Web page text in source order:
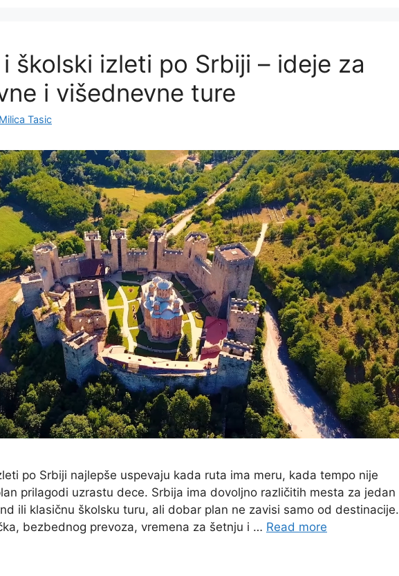
školski izleti po Srbiji – ideje za
i višednevne ture
Milica Tasic
po Srbiji najlepše uspevaju kada ruta ima meru, kada tempo nije
prilagodi uzrastu dece. Srbija ima dovoljno različitih mesta za jedan
ili klasičnu školsku turu, ali dobar plan ne zavisi samo od destinacije.
bezbednog prevoza, vremena za šetnju i … Read more